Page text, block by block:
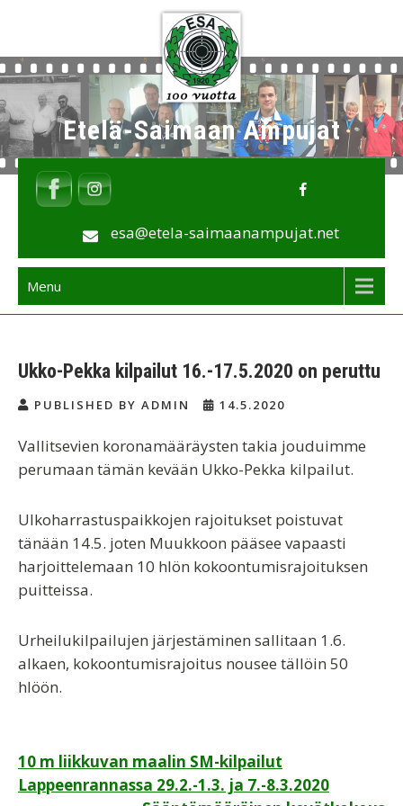
content
Etelä-Saimaan Ampujat
esa@etela-saimaanampujat.net
Menu
Ukko-Pekka kilpailut 16.-17.5.2020 on peruttu
PUBLISHED BY ADMIN 14.5.2020
Vallitsevien koronamääräysten takia jouduimme
perumaan tämän kevään Ukko-Pekka kilpailut.
Ulkoharrastuspaikkojen rajoitukset poistuvat
tänään 14.5. joten Muukkoon pääsee vapaasti
harjoittelemaan 10 hlön kokoontumisrajoituksen
puitteissa.
Urheilukilpailujen järjestäminen sallitaan 1.6.
alkaen, kokoontumisrajoitus nousee tällöin 50
hlöön.
Artikkelien
selaus
10 m liikkuvan maalin SM-kilpailut
Lappeenrannassa 29.2.-1.3. ja 7.-8.3.2020